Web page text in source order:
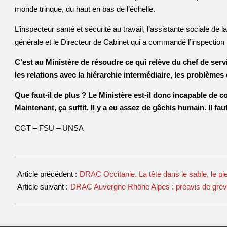
monde trinque, du haut en bas de l’échelle.
L’inspecteur santé et sécurité au travail, l’assistante sociale de
générale et le Directeur de Cabinet qui a commandé
C’est au Ministère de résoudre ce qui relève du chef de
les relations avec la hiérarchie intermédiaire, les problèmes
Que faut-il de plus ? Le Ministère est-il donc incapable de
Maintenant, ça suffit. Il y a eu assez de gâchis humain. Il
CGT – FSU – UNSA
Article précédent : DRAC Occitanie. La tête dans le sable, le
Article suivant : DRAC Auvergne Rhône Alpes : préavis de